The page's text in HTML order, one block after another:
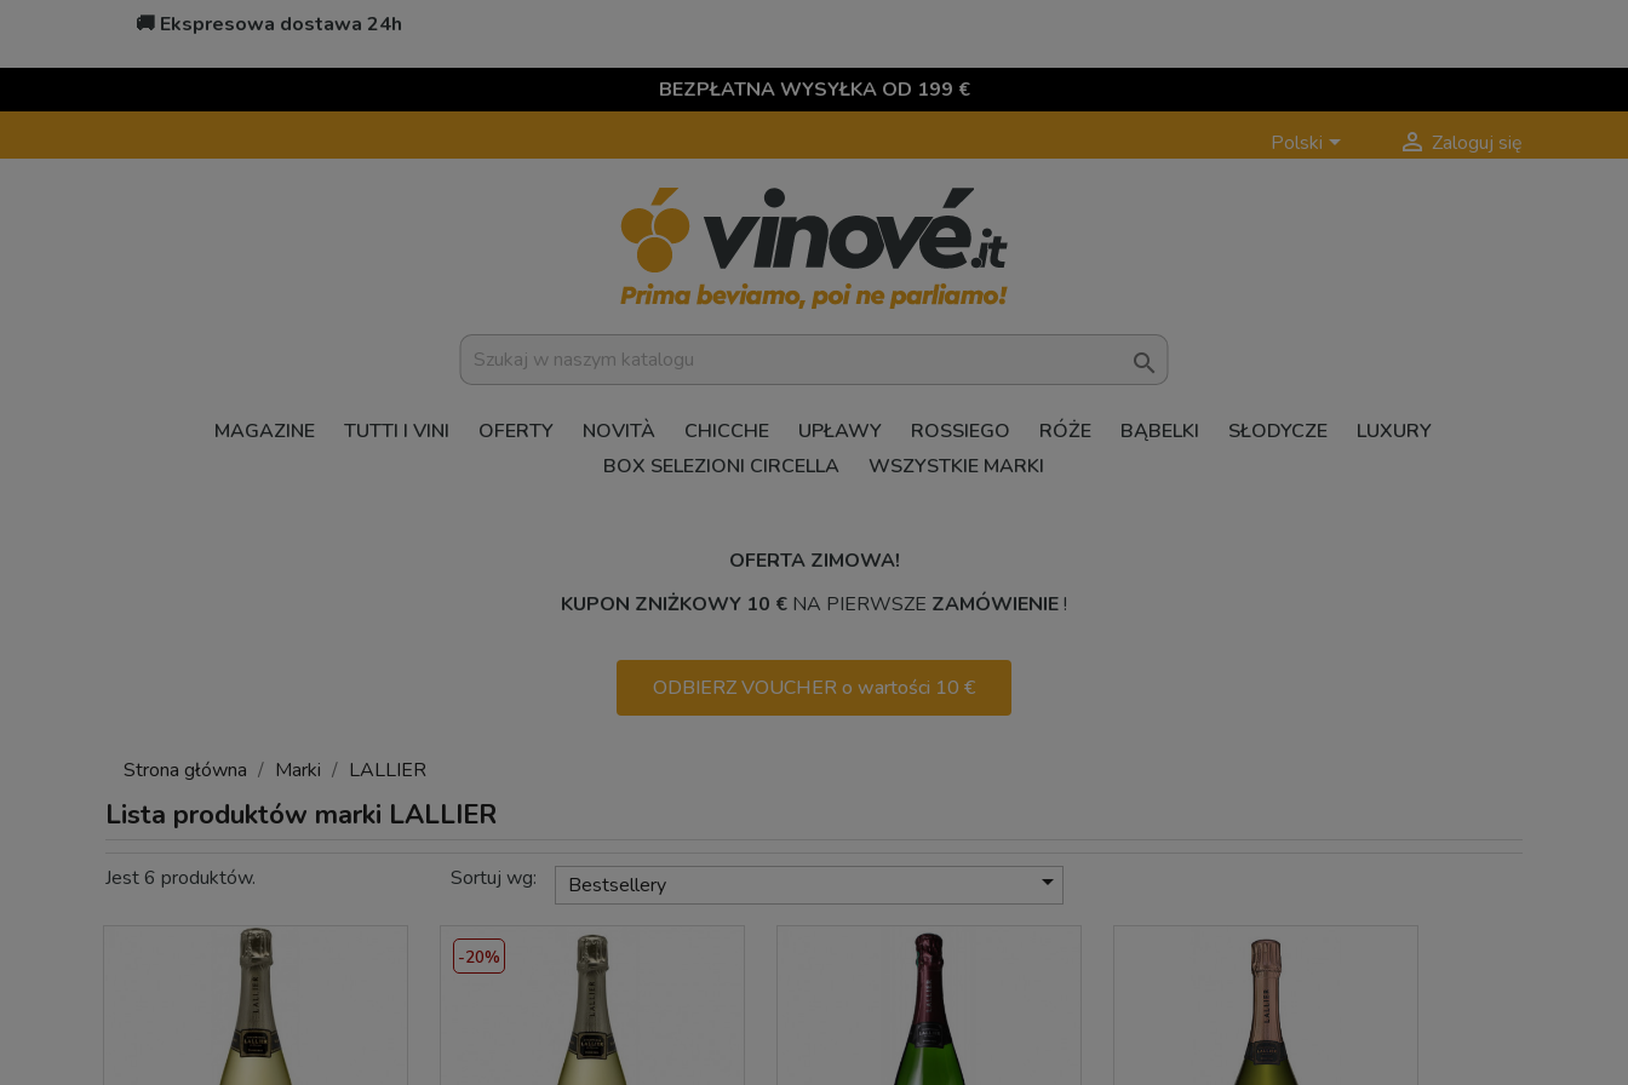
🚚 Ekspresowa dostawa 24h
BEZPŁATNA WYSYŁKA OD 199 €
Polski  Zaloguj się

MAGAZINE TUTTI I VINI OFERTY NOVITÀ CHICCHE UPŁAWY ROSSIEGO RÓŻE BĄBELKI SŁODYCZE
LUXURY
BOX SELEZIONI CIRCELLA
WSZYSTKIE MARKI
OFERTA ZIMOWA!
KUPON ZNIŻKOWY 10 € NA PIERWSZE ZAMÓWIENIE!
ODBIERZ VOUCHER o wartości 10 €
Strona główna Marki LALLIER
Lista produktów marki LALLIER
Jest 6 produktów. Sortuj wg: Bestsellery 
-20%